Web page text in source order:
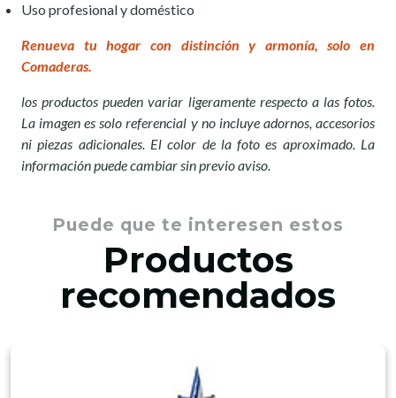
Uso profesional y doméstico
Renueva tu hogar con distinción y armonía, solo en
Comaderas.
los productos pueden variar ligeramente respecto a las fotos.
La imagen es solo referencial y no incluye adornos, accesorios
ni piezas adicionales. El color de la foto es aproximado. La
información puede cambiar sin previo aviso.
Puede que te interesen estos
Productos
recomendados